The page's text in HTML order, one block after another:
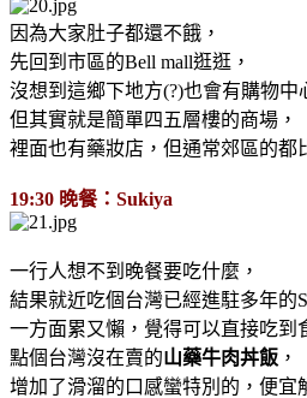
因為大家肚子都還不餓，
先回到市區的Bell mall逛逛，
沒想到這鄉下地方(?)也會有購物中
但其實就是簡單四五層樓的商場，
裡面也有藥妝店，但通常郊區的都
19:30 晚餐：Sukiya
一行人想不到晚餐要吃什麼，
結果就近吃個台灣已經進駐多年的
一方面累又懶，覺得可以直接吃到
點個台灣沒在賣的山藥牛肉丼飯 ，
增加了滑溜的口感蠻特別的，便宜